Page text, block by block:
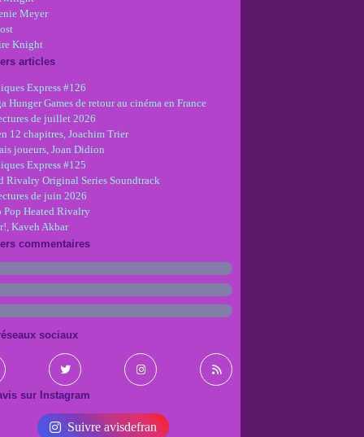
Meyer
Knight
articles
Express #126
Hunger Games de retour au cinéma en France
de juillet 2026
12 chapitres, Joachim Trier
joueurs, Joan Didion
Express #125
Rivalry Original Series Soundtrack
de juin 2026
Pop Heated Rivalry
Kaveh Akbar
commentaires
sociaux
sur Instagram
Suivre avisdefran